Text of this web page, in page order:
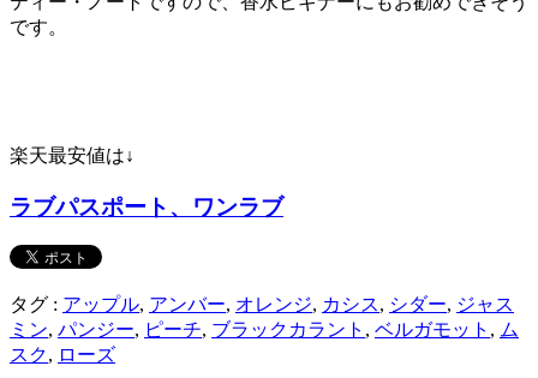
です。
楽天最安値は↓
ラブパスポート、ワンラブ
タグ : アップル, アンバー, オレンジ, カシス, シダー, ジャス
ミン, パンジー, ピーチ, ブラックカラント , ベルガモット , ム
スク, ローズ